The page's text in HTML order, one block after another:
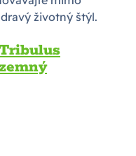
životný štýl.